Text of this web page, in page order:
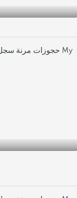
حجوزات مرنة سجل